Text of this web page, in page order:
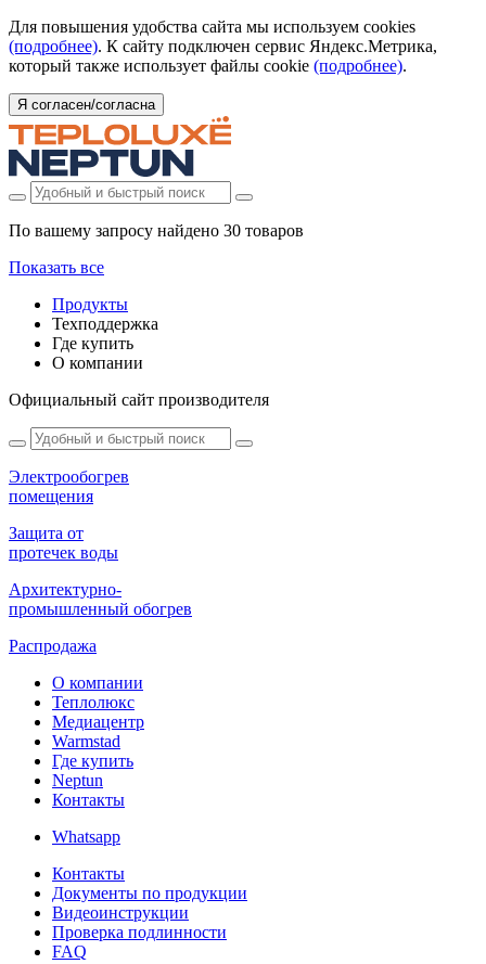
Для повышения удобства сайта мы используем cookies
(подробнее). К сайту подключен сервис Яндекс.Метрика,
который также использует файлы cookie (подробнее).
Я согласен/согласна
По вашему запросу найдено 30 товаров
Показать все
Продукты
Техподдержка
Где купить
О компании
Официальный сайт производителя
Электрообогрев
помещения
Защита от
протечек воды
Архитектурно-
промышленный обогрев
Распродажа
О компании
Теплолюкс
Медиацентр
Warmstad
Где купить
Neptun
Контакты
Whatsapp
Контакты
Документы по продукции
Видеоинструкции
Проверка подлинности
FAQ